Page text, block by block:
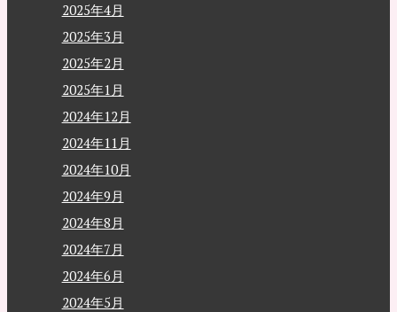
2025年4月
2025年3月
2025年2月
2025年1月
2024年12月
2024年11月
2024年10月
2024年9月
2024年8月
2024年7月
2024年6月
2024年5月